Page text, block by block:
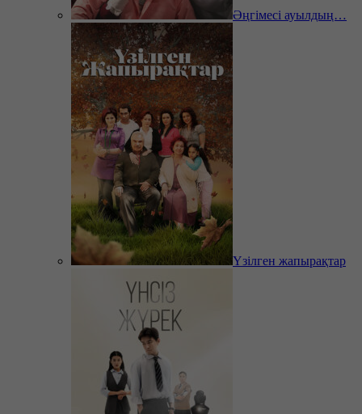
Әңгімесі ауылдың…
Үзілген жапырақтар